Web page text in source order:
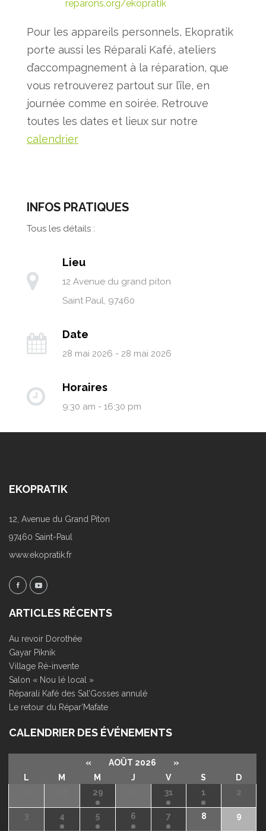
reparons.org/ekopratik
Pour les appareils personnels, Ekopratik
porte aussi les Réparali Kafé, ateliers
d’accompagnement à la réparation, que
vous retrouverez partout sur l’île, en
journée comme en soirée. Retrouve
toutes les dates et lieux sur notre
calendrier
INFOS PRATIQUES
Tous les détails :
Lieu
12 Avenue du grand piton
Saint Paul, 97460
Date
28 mai 2026 - 28 mai 2026
Horaires
9:30 am - 16:30 pm
EKOPRATIK
12, Avenue du Grand Piton
97460 Saint-Paul
www.ekopratik.fr
ARTICLES RÉCENTS
Au revoir Dorothée
Gayar Piknik
Village Ré-invente
Salon « Nou lé local »
Réparali Kafé des Sal’Gosses annulé
Le retour du Répar’Mafate
CALENDRIER DES ÉVÉNEMENTS
« AOÛT 2026
»
L
M M J V S
D
29 31 1 2
3 4 5 6 7 8 9